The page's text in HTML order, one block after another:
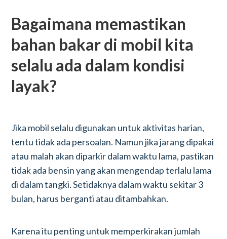
Bagaimana memastikan
bahan bakar di mobil kita
selalu ada dalam kondisi
layak?
Jika mobil selalu digunakan untuk aktivitas harian,
tentu tidak ada persoalan. Namun jika jarang dipakai
atau malah akan diparkir dalam waktu lama, pastikan
tidak ada bensin yang akan mengendap terlalu lama
di dalam tangki. Setidaknya dalam waktu sekitar 3
bulan, harus berganti atau ditambahkan.
Karena itu penting untuk memperkirakan jumlah